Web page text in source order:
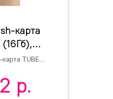
карта
(16Гб),
TUBE
р.